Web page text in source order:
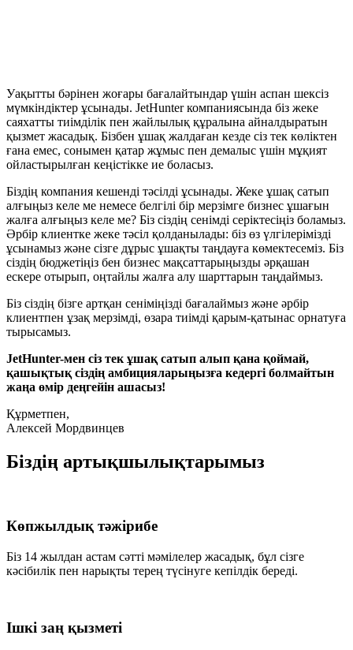
Уақытты бәрінен жоғары бағалайтындар үшін аспан шексіз
мүмкіндіктер ұсынады. JetHunter компаниясында біз жеке
саяхатты тиімділік пен жайлылық құралына айналдыратын
қызмет жасадық. Бізбен ұшақ жалдаған кезде сіз тек көліктен
ғана емес, сонымен қатар жұмыс пен демалыс үшін мұқият
ойластырылған кеңістікке ие боласыз.
Біздің компания кешенді тәсілді ұсынады. Жеке ұшақ сатып
алғыңыз келе ме немесе белгілі бір мерзімге бизнес ұшағын
жалға алғыңыз келе ме? Біз сіздің сенімді серіктесіңіз боламыз.
Әрбір клиентке жеке тәсіл қолданылады: біз өз үлгілерімізді
ұсынамыз және сізге дұрыс ұшақты таңдауға көмектесеміз. Біз
сіздің бюджетіңіз бен бизнес мақсаттарыңызды әрқашан
ескере отырып, оңтайлы жалға алу шарттарын таңдаймыз.
Біз сіздің бізге артқан сеніміңізді бағалаймыз және әрбір
клиентпен ұзақ мерзімді, өзара тиімді қарым-қатынас орнатуға
тырысамыз.
JetHunter-мен сіз тек ұшақ сатып алып қана қоймай,
қашықтық сіздің амбицияларыңызға кедергі болмайтын
жаңа өмір деңгейін ашасыз!
Құрметпен,
Алексей Мордвинцев
Біздің артықшылықтарымыз
Көпжылдық тәжірибе
Біз 14 жылдан астам сәтті мәмілелер жасадық, бұл сізге
кәсібилік пен нарықты терең түсінуге кепілдік береді.
Ішкі заң қызметі